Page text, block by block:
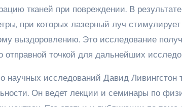
тканей при повреждении. В
при которых лазерный луч
выздоровлению. Это исследование
отправной точкой для дальнейших
научных исследований Давид Ливингстон
Он ведет лекции и семинары по